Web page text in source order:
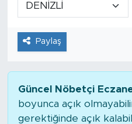
Paylaş
Güncel Nöbetçi
boyunca açık
gerektiğinde açık
Tarihçe
Resmi İlanlar
Foto Şaka